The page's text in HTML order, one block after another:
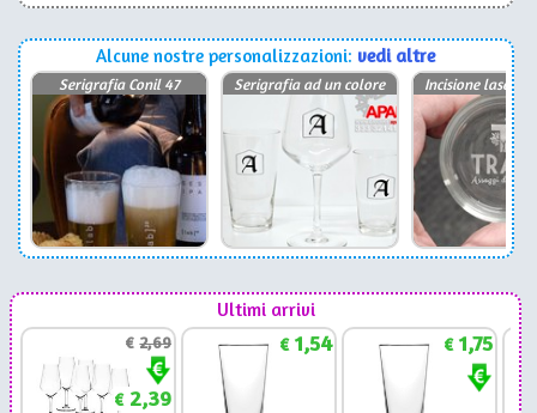
Alcune nostre personalizzazioni: vedi altre
Serigrafia Conil 47 Serigrafia ad un colore Incisione laser
Ultimi arrivi
€2,69
€2,39
€1,54 €1,75